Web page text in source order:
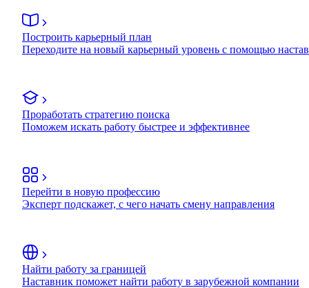
Построить карьерный план
Переходите на новый карьерный уровень с помощью
Проработать стратегию поиска
Поможем искать работу быстрее и эффективнее
Перейти в новую профессию
Эксперт подскажет, с чего начать смену направления
Найти работу за границей
Наставник поможет найти работу в зарубежной компании